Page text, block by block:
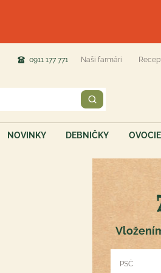
0911 177 771 Naši farmári
NOVINKY DEBNIČKY